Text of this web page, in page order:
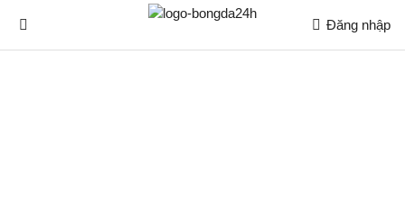
Đăng nhập